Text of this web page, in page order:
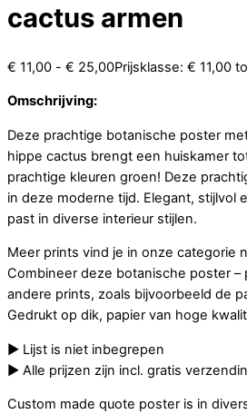
cactus armen
€ 11,00 - € 25,00Prijsklasse: € 11,00
Omschrijving:
Deze prachtige botanische poster
hippe cactus brengt een huiskamer
prachtige kleuren groen! Deze
in deze moderne tijd. Elegant, stijlvol
past in diverse interieur stijlen.
Meer prints vind je in onze categorie
Combineer deze botanische poster –
andere prints, zoals bijvoorbeeld de
Gedrukt op dik, papier van hoge
► Lijst is niet inbegrepen
► Alle prijzen zijn incl. gratis
Custom made quote poster is in